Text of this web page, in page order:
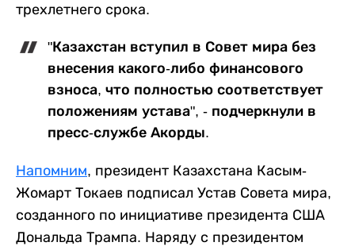
трехлетнего срока.
"Казахстан вступил в Совет мира без
внесения какого-либо финансового
взноса, что полностью соответствует
положениям устава", - подчеркнули в
пресс-службе Акорды.
Напомним, президент Казахстана Касым-
Жомарт Токаев подписал Устав Совета мира,
созданного по инициативе президента США
Дональда Трампа. Наряду с президентом